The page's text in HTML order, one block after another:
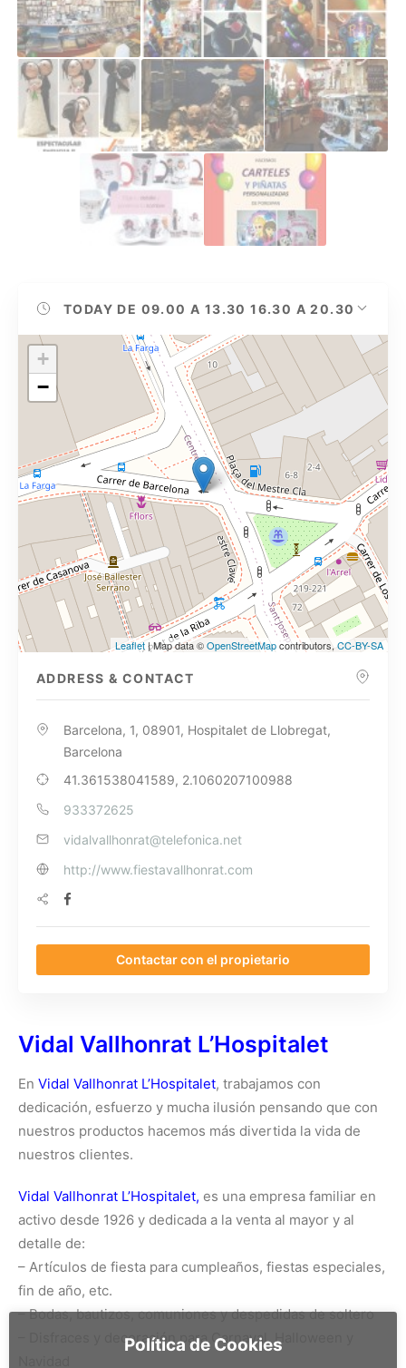
TODAY DE 09.00 A 13.30 16.30 A 20.30
+
−
Leaflet| Map data ©OpenStreetMapcontributors,CC-BY-SA
ADDRESS & CONTACT
Barcelona, 1, 08901, Hospitalet de Llobregat,
Barcelona
41.361538041589, 2.1060207100988
933372625
vidalvallhonrat@telefonica.net
http://www.fiestavallhonrat.com
Contactar con el propietario
Vidal Vallhonrat L’Hospitalet
En Vidal Vallhonrat L’Hospitalet, trabajamos con
dedicación, esfuerzo y mucha ilusión pensando que con
nuestros productos hacemos más divertida la vida de
nuestros clientes.
Vidal Vallhonrat L’Hospitalet, es una empresa familiar en
activo desde 1926 y dedicada a la venta al mayor y al
detalle de:
– Artículos de fiesta para cumpleaños, fiestas especiales,
fin de año, etc.
– Bodas, bautizos, comuniones y despedidas de soltero
– Disfraces y decoración para Carnaval, Halloween y
Política de Cookies